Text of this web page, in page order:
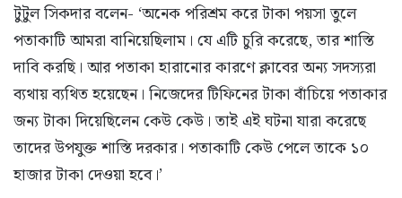
টুটুল সিকদার বলেন- ‘অনেক পরিশ্রম করে টাকা পয়সা তুলে
পতাকাটি আমরা বানিয়েছিলাম। যে এটি চুরি করেছে, তার শাস্তি
দাবি করছি। আর পতাকা হারানোর কারণে ক্লাবের অন্য সদস্যরা
ব্যথায় ব্যথিত হয়েছেন। নিজেদের টিফিনের টাকা বাঁচিয়ে পতাকার
জন্য টাকা দিয়েছিলেন কেউ কেউ। তাই এই ঘটনা যারা করেছে
তাদের উপযুক্ত শাস্তি দরকার। পতাকাটি কেউ পেলে তাকে ১০
হাজার টাকা দেওয়া হবে।’